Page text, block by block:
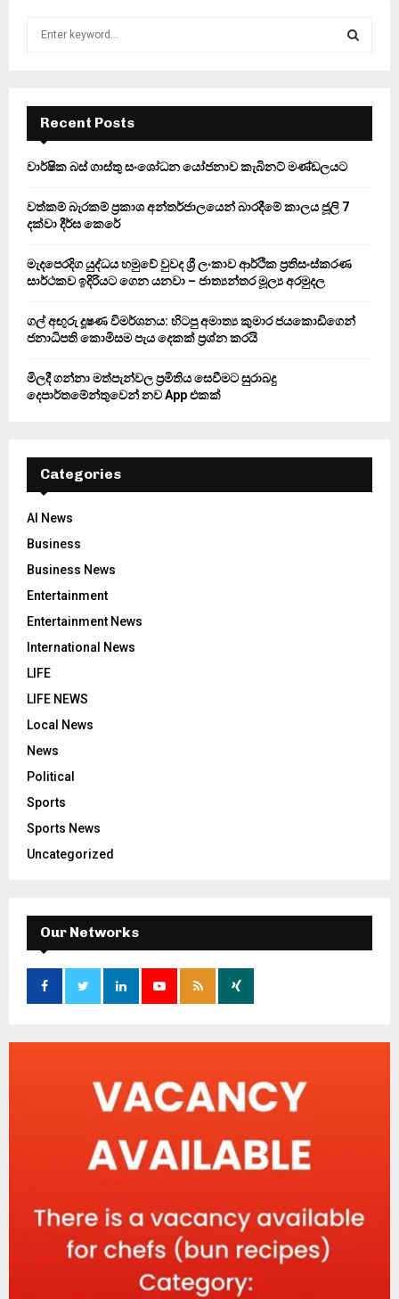
f
r
E
A
Recent Posts
වාර්ෂික බස් ගාස්තු සංශෝධන යෝජනාව කැබිනට් මණ්ඩලයට
වත්කම් බැරකම් ප්‍රකාශ අන්තර්ජාලයෙන් බාරදීමේ කාලය ජූලි 7
දක්වා දීර්ඝ කෙරේ
මැදපෙරදිග යුද්ධය හමුවේ වුවද ශ්‍රී ලංකාව ආර්ථික ප්‍රතිසංස්කරණ
සාර්ථකව ඉදිරියට ගෙන යනවා – ජාත්‍යන්තර මූල්‍ය අරමුදල
ගල් අඟුරු දූෂණ විමර්ශනය: හිටපු අමාත්‍ය කුමාර ජයකොඩිගෙන්
ජනාධිපති කොමිසම පැය දෙකක් ප්‍රශ්න කරයි
මිලදී ගන්නා මත්පැන්වල ප්‍රමිතිය සෙවීමට සුරාබදු
දෙපාර්තමේන්තුවෙන් නව App එකක්
Categories
AI News
Business
Business News
Entertainment
Entertainment News
International News
LIFE
LIFE NEWS
Local News
News
Political
Sports
Sports News
Uncategorized
Our Networks